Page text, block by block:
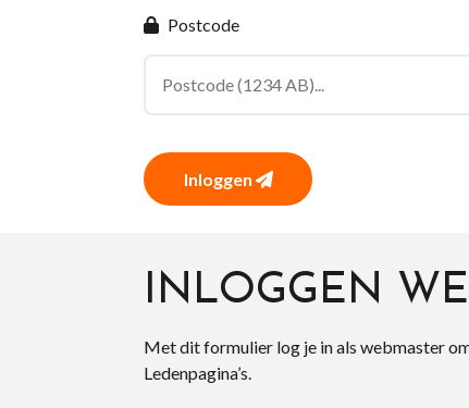
Postcode
Inloggen
INLOGGEN
Met dit formulier log je in als webmaster
Ledenpagina’s.